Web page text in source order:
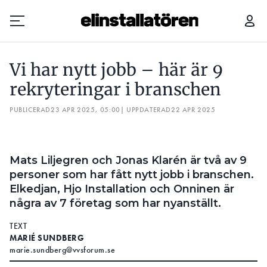
Prenumerera
Hantera prenumeration
Annonsera
Läs E-tidningen
Om tidningen
Kontakt
Personuppgifter
Vi har nytt jobb – här är 9
rekryteringar i branschen
PUBLICERAD23 APR 2025, 05:00 | UPPDATERAD22 APR 2025
Mats Liljegren och Jonas Klarén är två av 9
personer som har fått nytt jobb i branschen.
Elkedjan, Hjo Installation och Onninen är
några av 7 företag som har nyanställt.
TEXT
MARIÉ SUNDBERG
marie.sundberg@vvsforum.se